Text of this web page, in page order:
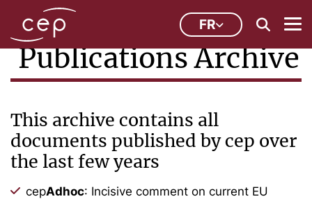
FR
Publications Archive
This archive contains all
documents published by cep over
the last few years
cepAdhoc: Incisive comment on current EU